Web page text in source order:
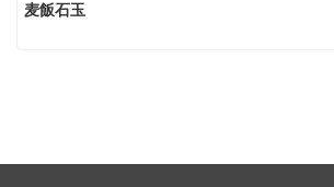
麦飯石玉